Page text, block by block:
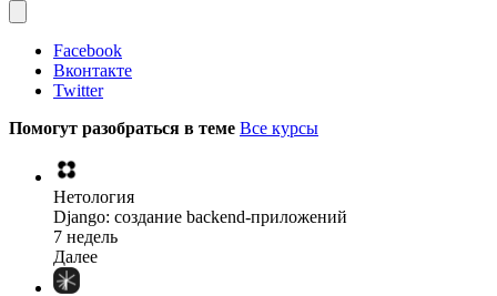
Facebook
Вконтакте
Twitter
Помогут разобраться в теме Все курсы
Нетология
Django: создание backend-приложений
7 недель
Далее